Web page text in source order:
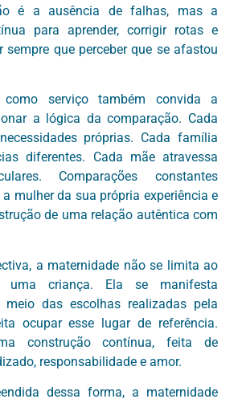
é a ausência de falhas, mas a
para aprender, corrigir rotas e
sempre que perceber que se afastou
como serviço também convida a
a lógica da comparação. Cada
próprias. Cada família
diferentes. Cada mãe atravessa
Comparações constantes
mulher da sua própria experiência e
de uma relação autêntica com
a maternidade não se limita ao
uma criança. Ela se manifesta
meio das escolhas realizadas pela
ocupar esse lugar de referência.
construção contínua, feita de
responsabilidade e amor.
dessa forma, a maternidade